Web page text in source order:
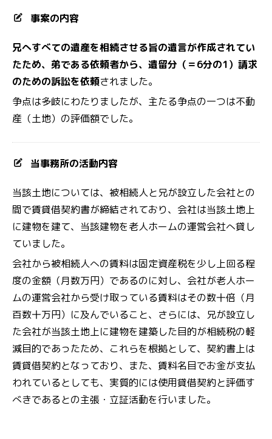
事案の内容
兄へすべての遺産を相続させる旨の遺言が作成されてい
たため、弟である依頼者から、遺留分（＝6分の1）請求
のための訴訟を依頼されました。
争点は多岐にわたりましたが、主たる争点の一つは不動
産（土地）の評価額でした。
当事務所の活動内容
当該土地については、被相続人と兄が設立した会社との
間で賃貸借契約書が締結されており、会社は当該土地上
に建物を建て、当該建物を老人ホームの運営会社へ貸し
ていました。
会社から被相続人への賃料は固定資産税を少し上回る程
度の金額（月数万円）であるのに対し、会社が老人ホー
ムの運営会社から受け取っている賃料はその数十倍（月
百数十万円）に及んでいること、さらには、兄が設立し
た会社が当該土地上に建物を建築した目的が相続税の軽
減目的であったため、これらを根拠として、契約書上は
賃貸借契約となっており、また、賃料名目でお金が支払
われているとしても、実質的には使用貸借契約と評価す
べきであるとの主張・立証活動を行いました。